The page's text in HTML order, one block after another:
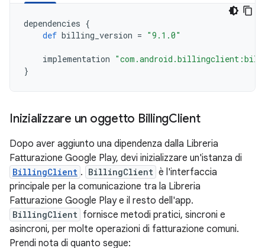
dependencies {
def billing_version = "9.1.0"
implementation
}
Inizializzare un oggetto BillingClient
Dopo aver aggiunto una dipendenza dalla Libreria
Fatturazione Google Play, devi inizializzare un'istanza di
BillingClient . BillingClient è l'interfaccia
principale per la comunicazione tra la Libreria
Fatturazione Google Play e il resto dell'app.
BillingClient fornisce metodi pratici, sincroni e
asincroni, per molte operazioni di fatturazione comuni.
Prendi nota di quanto segue: